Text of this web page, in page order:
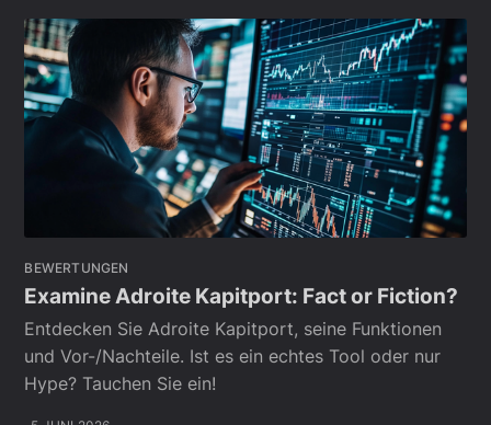
BEWERTUNGEN
Examine Adroite Kapitport: Fact or Fiction?
Entdecken Sie Adroite Kapitport, seine Funktionen
und Vor-/Nachteile. Ist es ein echtes Tool oder nur
Hype? Tauchen Sie ein!